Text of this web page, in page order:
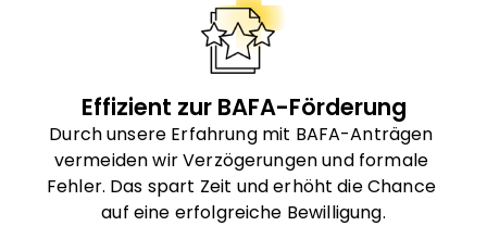
Effizient zur BAFA-Förderung
Durch unsere Erfahrung mit BAFA-Anträgen
vermeiden wir Verzögerungen und formale
Fehler. Das spart Zeit und erhöht die Chance
auf eine erfolgreiche Bewilligung.